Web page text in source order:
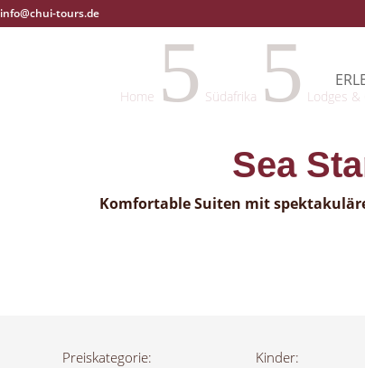
info@chui-tours.de
Home 5 Südafrika 5 Lodges &
Sea
Komfortable Suiten mit
Preiskategorie: Kinder: